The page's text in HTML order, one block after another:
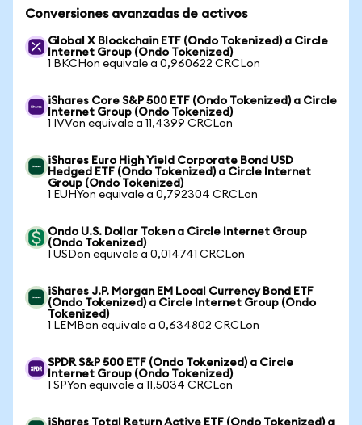
Conversiones avanzadas de activos
Global X Blockchain ETF (Ondo Tokenized) a Circle
Internet Group (Ondo Tokenized)
1 BKCHon equivale a 0,960622 CRCLon
iShares Core S&P 500 ETF (Ondo Tokenized) a Circle
Internet Group (Ondo Tokenized)
1 IVVon equivale a 11,4399 CRCLon
iShares Euro High Yield Corporate Bond USD
Hedged ETF (Ondo Tokenized) a Circle Internet
Group (Ondo Tokenized)
1 EUHYon equivale a 0,792304 CRCLon
Ondo U.S. Dollar Token a Circle Internet Group
(Ondo Tokenized)
1 USDon equivale a 0,014741 CRCLon
iShares J.P. Morgan EM Local Currency Bond ETF
(Ondo Tokenized) a Circle Internet Group (Ondo
Tokenized)
1 LEMBon equivale a 0,634802 CRCLon
SPDR S&P 500 ETF (Ondo Tokenized) a Circle
Internet Group (Ondo Tokenized)
1 SPYon equivale a 11,5034 CRCLon
iShares Total Return Active ETF (Ondo Tokenized) a